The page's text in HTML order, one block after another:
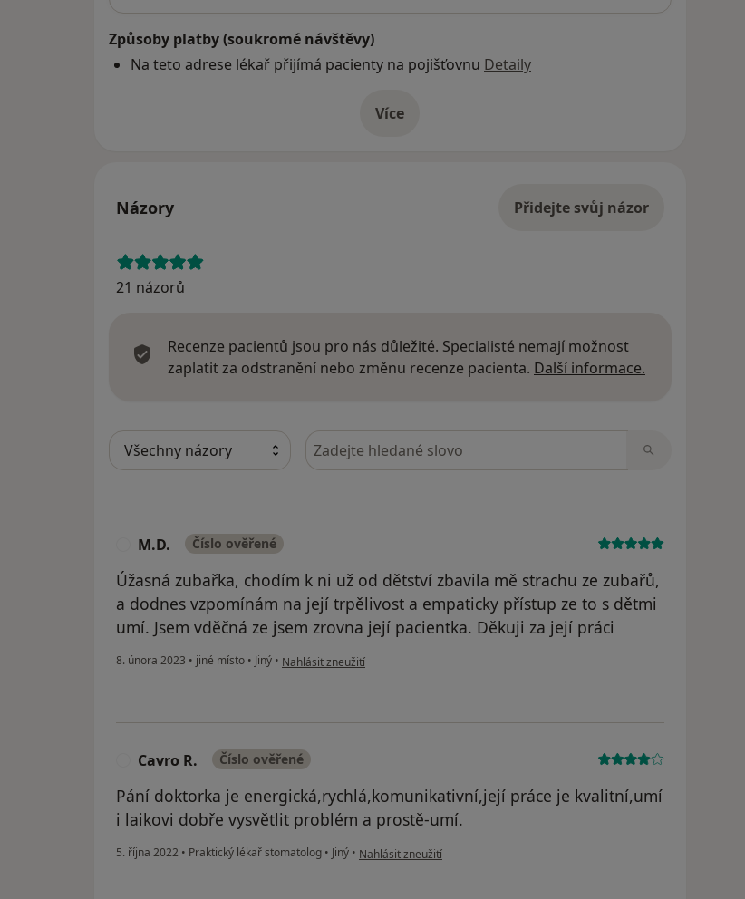
Způsoby platby (soukromé návštěvy)
Na teto adrese lékař přijímá pacienty na pojišťovnu Detaily
Víceo adrese
Názory Přidejte svůj názor
21 názorů
Recenze pacientů jsou pro nás důležité. Specialisté nemají možnost
zaplatit za odstranění nebo změnu recenze pacienta. Další informace.
Hledejte v názorech
M.D. Číslo ověřené
Úžasná zubařka, chodím k ni už od dětství zbavila mě strachu ze zubařů,
a dodnes vzpomínám na její trpělivost a empaticky přístup ze to s dětmi
umí. Jsem vděčná ze jsem zrovna její pacientka. Děkuji za její práci
8. února 2023 • jiné místo • Jiný • podle názoru uživatele M.D.
Nahlásit zneužití
Cavro R. Číslo ověřené
Pání doktorka je energická,rychlá,komunikativní,její práce je kvalitní,umí
i laikovi dobře vysvětlit problém a prostě-umí.
5. října 2022 • Praktický lékař stomatolog • Jiný • podle názoru uživatele Cavro R.
Nahlásit zneužití